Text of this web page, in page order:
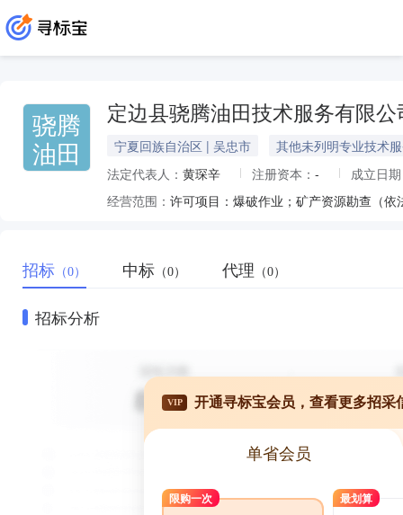
骁腾
油田
定边县骁腾油田技术服务有限
宁夏回族自治区 | 吴忠市
其他未列明专业技术
法定代表人： 黄琛辛 注册资本： -
成立日
经营范围：
招标 （0） 中标 （0） 代理 （0）
招标分析
VIP 开通寻标宝会员，查看更多招采
单省会员
限购一次 最划算